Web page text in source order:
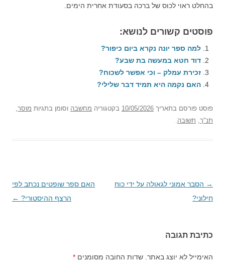
בהחלט ראוי לכוס של ברכה בסעודת אחרית הימים.
פוסטים קשורים לנושא:
למה ספר יונה נקרא ביום כיפור?
דוד חטא במעשה בת שבע?
זכירת עמלק – וכי אפשר לשכוח?
האם נקמה היא תמיד דבר שלילי?
פוסט פורסם בתאריך 10/05/2026 בקטגוריה מחשבה וסומן בתגיות מוסר
תנ"ך תשובה
ניווט
בפוסטים
→ הסבר אמוני לגאולה על ידי כוח
חילוני?
האם ספר שופטים נכתב לפי
הרצף ההיסטורי? ←
כתיבת תגובה
האימייל לא יוצג באתר. שדות החובה מסומנים *